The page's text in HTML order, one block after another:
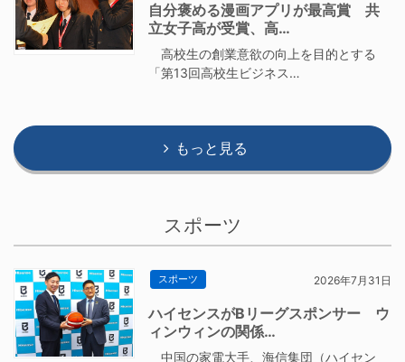
自分褒める漫画アプリが最高賞 共
立女子高が受賞、高…
高校生の創業意欲の向上を目的とする
「第13回高校生ビジネス…
もっと見る
スポーツ
スポーツ 2026年7月31日
ハイセンスがBリーグスポンサー ウ
ィンウィンの関係…
中国の家電大手、海信集団（ハイセン